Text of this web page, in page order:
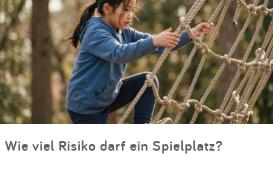
Wie viel Risiko darf ein Spielplatz?